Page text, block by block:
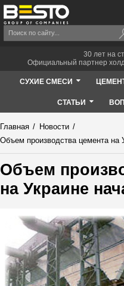
30 лет на
Официальный партнер
СУХИЕ СМЕСИ
СТАТЬИ
Главная / Новости /
Объем производства цемента на
Объем
на Украине